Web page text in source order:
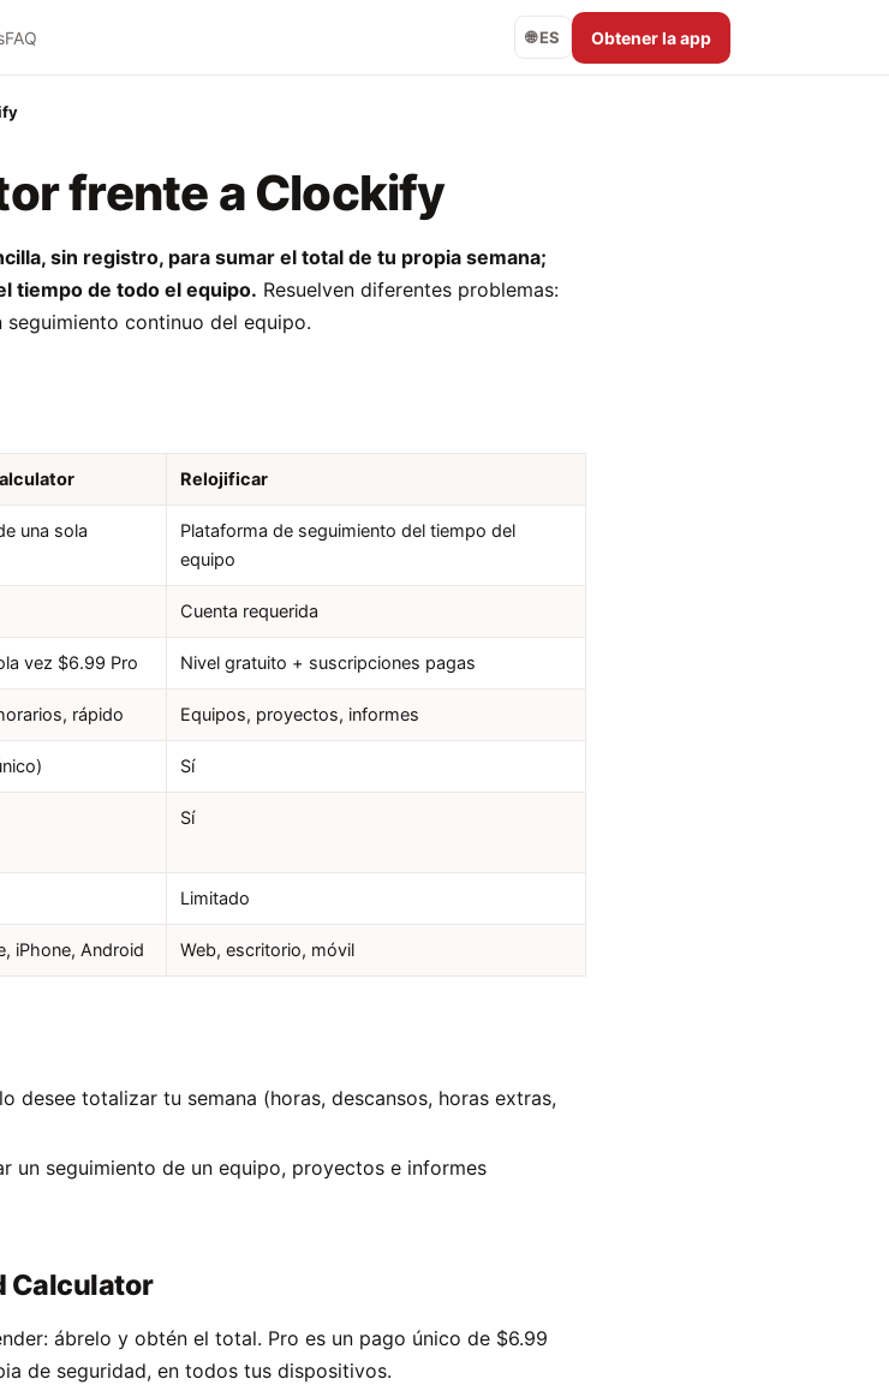
FAQ 🌐 ES Obtener la app
frente a Clockify
sin registro, para sumar el total de tu propia semana;
tiempo de todo el equipo. Resuelven diferentes problemas:
continuo del equipo.
Relojificar
una sola
Plataforma de seguimiento del tiempo del
equipo
Cuenta requerida
vez $6.99 Pro Nivel gratuito + suscripciones pagas
rápido Equipos, proyectos, informes
Sí
Sí
Limitado
iPhone, Android Web, escritorio, móvil
desee totalizar tu semana (horas, descansos, horas extras,
un seguimiento de un equipo, proyectos e informes
Calculator
ábrelo y obtén el total. Pro es un pago único de $6.99
de seguridad, en todos tus dispositivos.